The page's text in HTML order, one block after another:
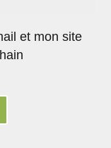
et mon site